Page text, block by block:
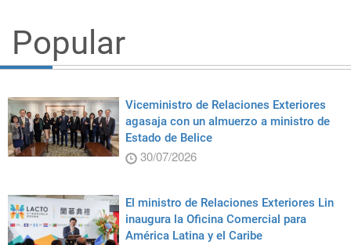
Popular
Viceministro de Relaciones Exteriores
agasaja con un almuerzo a ministro de
Estado de Belice
30/07/2026
El ministro de Relaciones Exteriores Lin
inaugura la Oficina Comercial para
América Latina y el Caribe